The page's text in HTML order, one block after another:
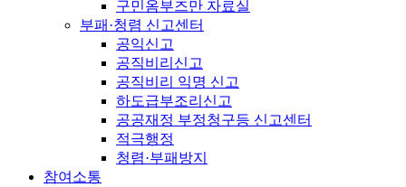
구민옴부즈만 자료실
부패·청렴 신고센터
공익신고
공직비리신고
공직비리 익명 신고
하도급부조리신고
공공재정 부정청구등 신고센터
적극행정
청렴·부패방지
참여소통